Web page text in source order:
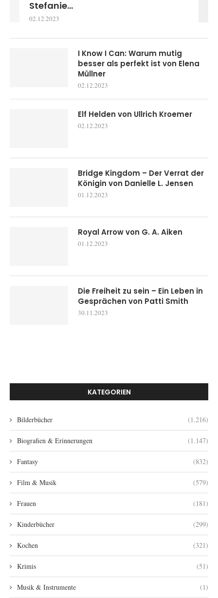
Stefanie...
02.12.2023
I Know I Can: Warum mutig
besser als perfekt ist von Elena
Müllner
02.12.2023
Elf Helden von Ullrich Kroemer
02.12.2023
Bridge Kingdom – Der Verrat der
Königin von Danielle L. Jensen
01.12.2023
Royal Arrow von G. A. Aiken
01.12.2023
Die Freiheit zu sein – Ein Leben in
Gesprächen von Patti Smith
30.11.2023
KATEGORIEN
Bilderbücher (1.216)
Biografien & Erinnerungen (1.147)
Fantasy (832)
Film & Musik (579)
Frauen (181)
Kinderbücher (299)
Kochen (321)
Krimis (51)
Musik & Instrumente (1)